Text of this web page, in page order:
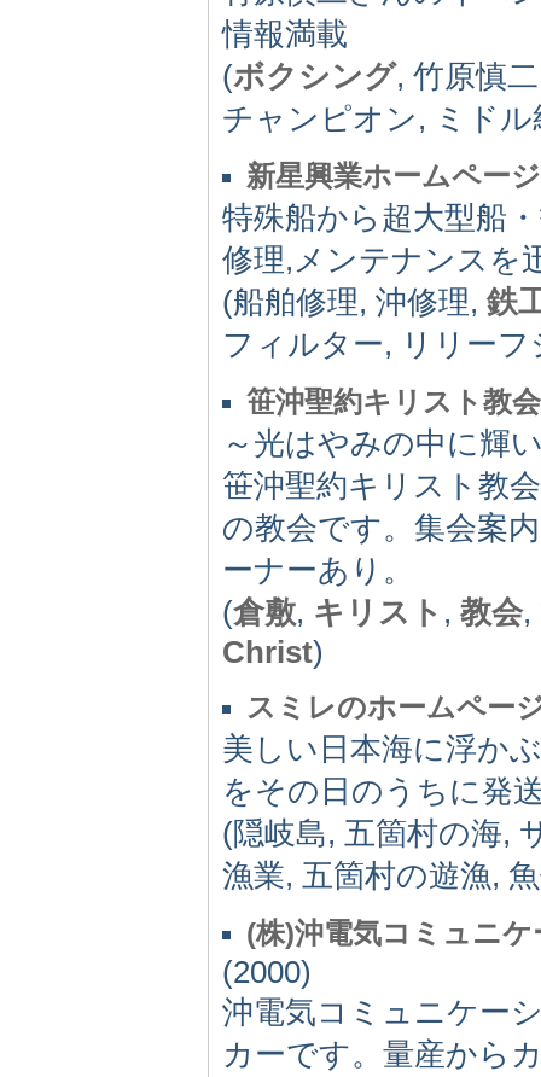
情報満載
(ボクシング, 竹原慎
チャンピオン, ミド
新星興業ホームページ
特殊船から超大型船
修理,メンテナンスを
(船舶修理, 沖修理, 鉄
フィルター, リリー
笹沖聖約キリスト教会
～光はやみの中に輝
笹沖聖約キリスト教
の教会です。集会案
ーナーあり。
(倉敷, キリスト , 教会,
Christ)
スミレのホームペー
美しい日本海に浮か
をその日のうちに発
(隠岐島, 五箇村の海,
漁業, 五箇村の遊漁,
(株)沖電気コミュニ
(2000)
沖電気コミュニケー
カーです。量産から